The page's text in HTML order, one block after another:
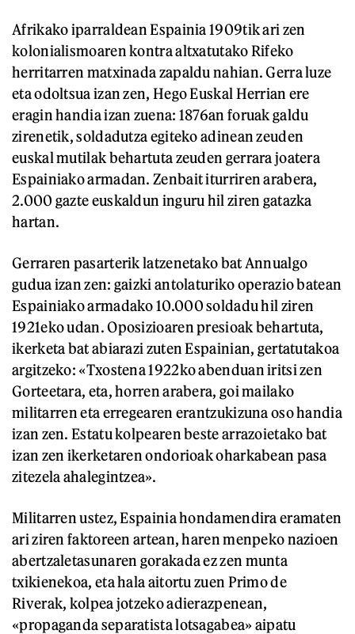
Afrikako iparraldean Espainia 1909tik ari zen
kolonialismoaren kontra altxatutako Rifeko
herritarren matxinada zapaldu nahian. Gerra luze
eta odoltsua izan zen, Hego Euskal Herrian ere
eragin handia izan zuena: 1876an foruak galdu
zirenetik, soldadutza egiteko adinean zeuden
euskal mutilak behartuta zeuden gerrara joatera
Espainiako armadan. Zenbait iturriren arabera,
2.000 gazte euskaldun inguru hil ziren gatazka
hartan.
Gerraren pasarterik latzenetako bat Annualgo
gudua izan zen: gaizki antolaturiko operazio batean
Espainiako armadako 10.000 soldadu hil ziren
1921eko udan. Oposizioaren presioak behartuta,
ikerketa bat abiarazi zuten Espainian, gertatutakoa
argitzeko: «Txostena 1922ko abenduan iritsi zen
Gorteetara, eta, horren arabera, goi mailako
militarren eta erregearen erantzukizuna oso handia
izan zen. Estatu kolpearen beste arrazoietako bat
izan zen ikerketaren ondorioak oharkabean pasa
zitezela ahalegintzea».
Militarren ustez, Espainia hondamendira eramaten
ari ziren faktoreen artean, haren menpeko nazioen
abertzaletasunaren gorakada ez zen munta
txikienekoa, eta hala aitortu zuen Primo de
Riverak, kolpea jotzeko adierazpenean,
«propaganda separatista lotsagabea» aipatu